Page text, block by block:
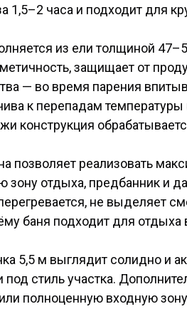
1,5–2 часа и подходит для
из ели толщиной
защищает от
— во время парения
к перепадам
конструкция
позволяет реализовать
зону отдыха, предбанник и
не выделяет
баня подходит для
5,5 м выглядит солидно и
под стиль участка.
полноценную входную